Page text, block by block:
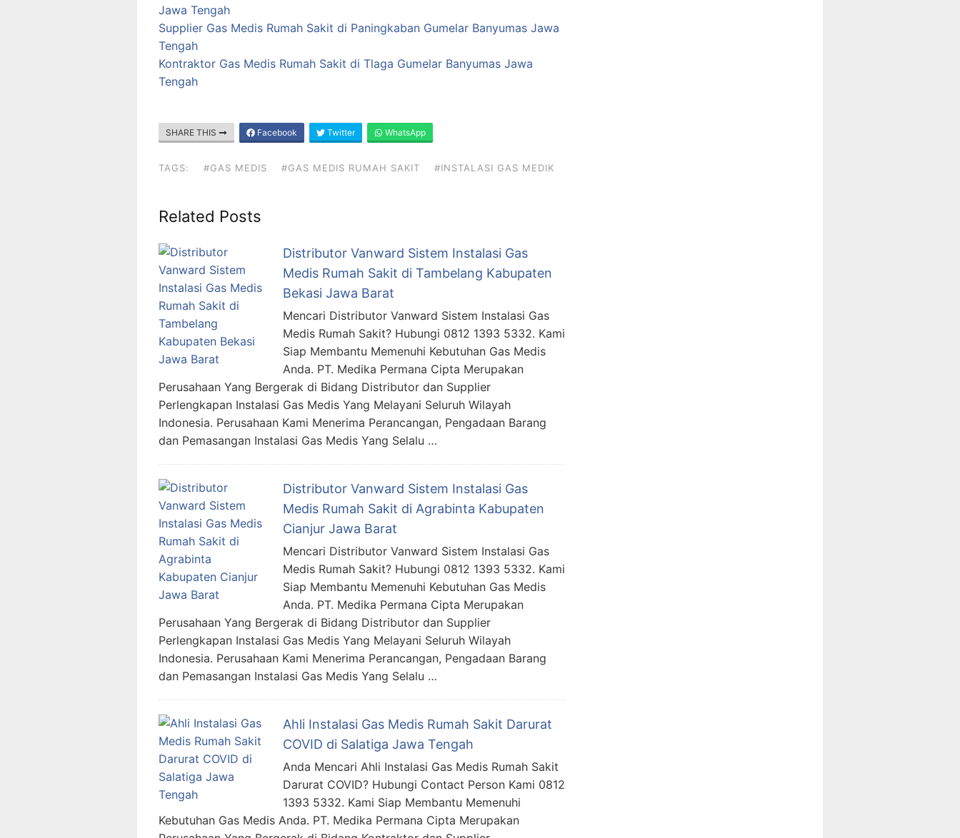
Jawa Tengah
Supplier Gas Medis Rumah Sakit di Paningkaban Gumelar Banyumas Jawa
Tengah
Kontraktor Gas Medis Rumah Sakit di Tlaga Gumelar Banyumas Jawa
Tengah
SHARE THIS Facebook Twitter WhatsApp
TAGS: #GAS MEDIS #GAS MEDIS RUMAH SAKIT #INSTALASI GAS MEDIK
Related Posts
Distributor Vanward Sistem Instalasi Gas
Medis Rumah Sakit di Tambelang Kabupaten
Bekasi Jawa Barat
Mencari Distributor Vanward Sistem Instalasi Gas
Medis Rumah Sakit? Hubungi 0812 1393 5332. Kami
Siap Membantu Memenuhi Kebutuhan Gas Medis
Anda. PT. Medika Permana Cipta Merupakan
Perusahaan Yang Bergerak di Bidang Distributor dan Supplier
Perlengkapan Instalasi Gas Medis Yang Melayani Seluruh Wilayah
Indonesia. Perusahaan Kami Menerima Perancangan, Pengadaan Barang
dan Pemasangan Instalasi Gas Medis Yang Selalu …
Distributor Vanward Sistem Instalasi Gas
Medis Rumah Sakit di Agrabinta Kabupaten
Cianjur Jawa Barat
Mencari Distributor Vanward Sistem Instalasi Gas
Medis Rumah Sakit? Hubungi 0812 1393 5332. Kami
Siap Membantu Memenuhi Kebutuhan Gas Medis
Anda. PT. Medika Permana Cipta Merupakan
Perusahaan Yang Bergerak di Bidang Distributor dan Supplier
Perlengkapan Instalasi Gas Medis Yang Melayani Seluruh Wilayah
Indonesia. Perusahaan Kami Menerima Perancangan, Pengadaan Barang
dan Pemasangan Instalasi Gas Medis Yang Selalu …
Ahli Instalasi Gas Medis Rumah Sakit Darurat
COVID di Salatiga Jawa Tengah
Anda Mencari Ahli Instalasi Gas Medis Rumah Sakit
Darurat COVID? Hubungi Contact Person Kami 0812
1393 5332. Kami Siap Membantu Memenuhi
Kebutuhan Gas Medis Anda. PT. Medika Permana Cipta Merupakan